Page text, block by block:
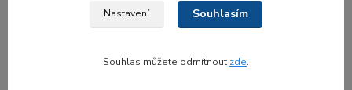
Co obnáší výměna LCD pantů displeje
DELL Precision
výměně vylomeného či prasklého pantu u notebooku
Nastavení Souhlasím
Souhlas můžete odmítnout zde.